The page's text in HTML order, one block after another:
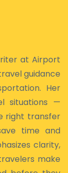
at Airport
guidance
Her
situations —
right transfer
time and
clarity,
make